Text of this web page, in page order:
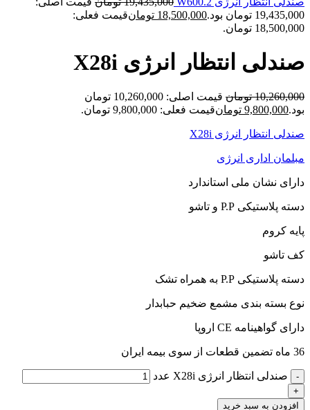
19,435,000 تومان بود.
18,500,000 تومانقیمت فعلی:
18,500,000 تومان.
صندلی انتظار انرژی X28i
10,260,000 تومان
قیمت اصلی: 10,260,000 تومان
بود.9,800,000 تومانقیمت فعلی: 9,800,000 تومان.
صندلی انتظار انرژی X28i
مبلمان اداری انرژی
دارای نشان ملی استاندارد
دسته پلاستیکی P.P و تاشو
پایه کروم
کف تاشو
دسته پلاستیکی P.P به همراه تشک
نوع بسته بندی مشمع ضخیم حبابدار
دارای گواهینامه CE اروپا
36 ماه تضمین قطعات از سوی بیمه ایران
- صندلی انتظار انرژی X28i عدد
+
افزودن به سبد خرید